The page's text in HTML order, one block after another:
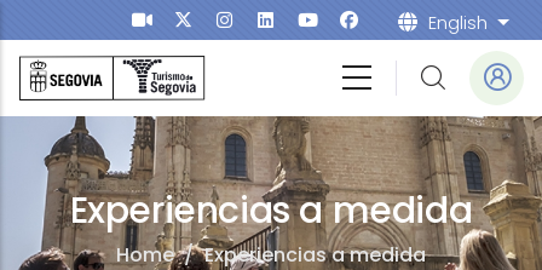
Skip to main content English List
Experiencias a medida
Home/ Experiencias a medida